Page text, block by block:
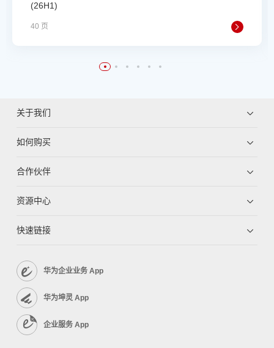
(26H1)
40 页
关于我们
如何购买
合作伙伴
资源中心
快速链接
华为企业业务 App
华为坤灵 App
企业服务 App